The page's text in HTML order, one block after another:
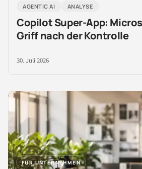
AGENTIC AI
ANALYSE
Copilot Super-App:
Griff nach der Kontrolle
30. Juli 2026
FÜR UNTERNEHMEN